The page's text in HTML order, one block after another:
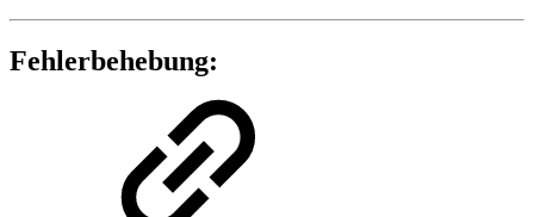
Fehlerbehebung: